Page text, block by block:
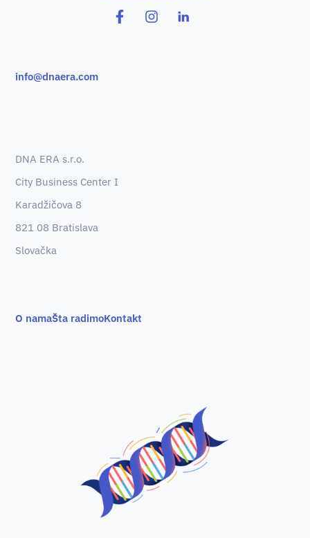
info@dnaera.com
DNA ERA s.r.o.
City Business Center I
Karadžičova 8
821 08 Bratislava
Slovačka
O namaŠta radimoKontakt